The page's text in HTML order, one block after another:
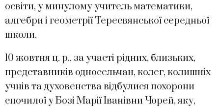
освіти, у минулому учитель математики,
алгебри і геометрії Тересвянської середньої
школи.
10 жовтня ц. р., за участі рідних, близьких,
представників односельчан, колег, колишніх
учнів та духовенства відбулися похорони
спочилої у Бозі Марії Іванівни Чорей, яку,